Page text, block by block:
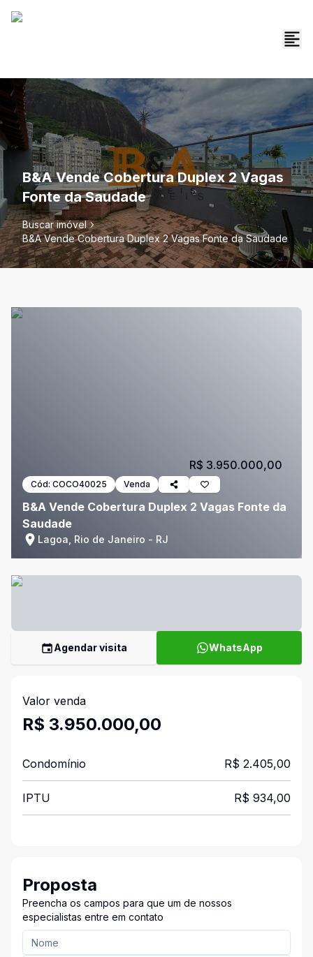
B&A Vende Cobertura Duplex 2 Vagas
Fonte da Saudade
Buscar imóvel
B&A Vende Cobertura Duplex 2 Vagas Fonte da Saudade
Cód: COCO40025 Venda
B&A Vende Cobertura Duplex 2 Vagas Fonte da
Saudade
Lagoa, Rio de Janeiro - RJ
R$ 3.950.000,00
Agendar visita WhatsApp
Valor venda
R$ 3.950.000,00
Condomínio R$ 2.405,00
IPTU R$ 934,00
Proposta
Preencha os campos para que um de nossos
especialistas entre em contato